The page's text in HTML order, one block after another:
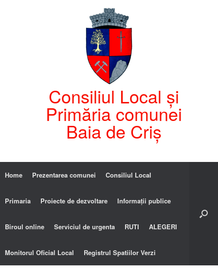
Consiliul Local și
Primăria comunei
Baia de Criș
Home Prezentarea comunei Consiliul Local
Primaria Proiecte de dezvoltare Informații publice
Biroul online Serviciul de urgenta RUTI ALEGERI
Monitorul Oficial Local Registrul Spatiilor Verzi